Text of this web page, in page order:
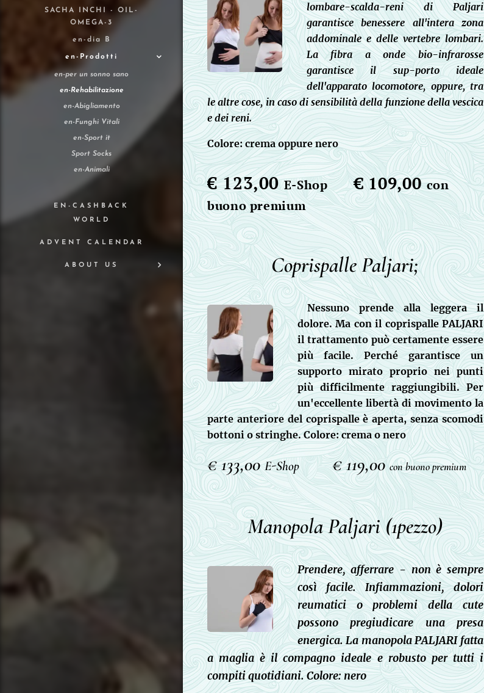
SACHA INCHI - OIL-
OMEGA-3
en-dia B
en-Prodotti
en-per un sonno sano
en-Rehabilitazione
en-Abigliamento
en-Funghi Vitali
en-Sport it
Sport Socks
en-Animali
EN-CASHBACK
WORLD
ADVENT CALENDAR
ABOUT US
lombare-scalda-reni di Paljari
garantisce benessere all'intera zona
addominale e delle vertebre lombari.
La fibra a onde bio-infrarosse
garantisce il sup-porto ideale
dell'apparato locomotore, oppure, tra
le altre cose, in caso di sensibilità della funzione della vescica
e dei reni.
Colore: crema oppure nero
€ 123,00 E-Shop € 109,00 con
buono premium
Coprispalle Paljari;
Nessuno prende alla leggera il
dolore. Ma con il coprispalle PALJARI
il trattamento può certamente essere
più facile. Perché garantisce un
supporto mirato proprio nei punti
più difficilmente raggiungibili. Per
un'eccellente libertà di movimento la
parte anteriore del coprispalle è aperta, senza scomodi
bottoni o stringhe.Colore: crema o nero
€ 133,00E-Shop € 119,00con buono premium
Manopola Paljari (1pezzo)
Prendere, afferrare - non è sempre
così facile. Infiammazioni, dolori
reumatici o problemi della cute
possono pregiudicare una presa
energica. La manopola PALJARI fatta
a maglia è il compagno ideale e robusto per tutti i
compiti quotidiani. Colore: nero